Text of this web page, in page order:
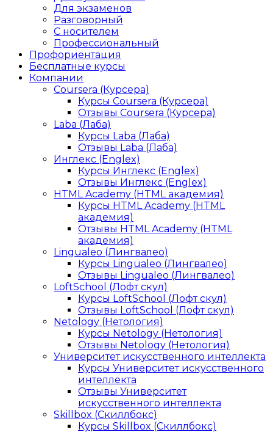
Для экзаменов
Разговорный
С носителем
Профессиональный
Профориентация
Бесплатные курсы
Компании
Coursera (Курсера)
Курсы Coursera (Курсера)
Отзывы Coursera (Курсера)
Laba (Лаба)
Курсы Laba (Лаба)
Отзывы Laba (Лаба)
Инглекс (Englex)
Курсы Инглекс (Englex)
Отзывы Инглекс (Englex)
HTML Academy (HTML академия)
Курсы HTML Academy (HTML
академия)
Отзывы HTML Academy (HTML
академия)
Lingualeo (Лингвалео)
Курсы Lingualeo (Лингвалео)
Отзывы Lingualeo (Лингвалео)
LoftSchool (Лофт скул)
Курсы LoftSchool (Лофт скул)
Отзывы LoftSchool (Лофт скул)
Netology (Нетология)
Курсы Netology (Нетология)
Отзывы Netology (Нетология)
Университет искусственного интеллекта
Курсы Университет искусственного
интеллекта
Отзывы Университет
искусственного интеллекта
Skillbox (Скиллбокс)
Курсы Skillbox (Скиллбокс)